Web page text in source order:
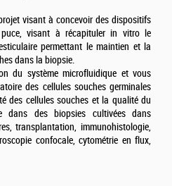
visant à concevoir des dispositifs
visant à récapituler in vitro le
permettant le maintien et la
dans la biopsie.
du système microfluidique et vous
des cellules souches germinales
des cellules souches et la qualité du
dans des biopsies cultivées dans
transplantation, immunohistologie,
confocale, cytométrie en flux,